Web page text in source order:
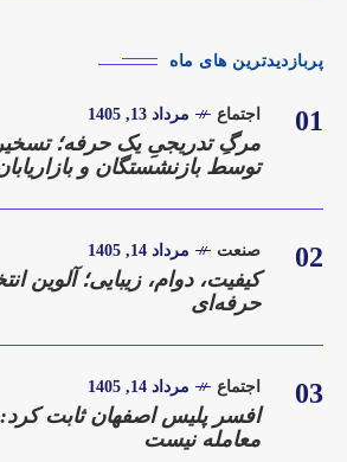
پربازدیدترین های ماه
01 اجتماع مرداد 13, 1405
مرگِ تدریجیِ یک حرفه؛ تسخیر
توسط بازنشستگان و
02 صنعت مرداد 14, 1405
کیفیت، دوام، زیبایی؛ آلوین
حرفه‌ای
03 اجتماع مرداد 14, 1405
افسر پلیس اصفهان ثابت کرد:
معامله نیست